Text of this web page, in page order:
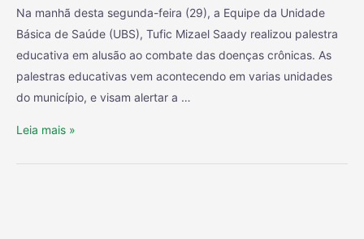
Na manhã desta segunda-feira (29), a Equipe da Unidade
Básica de Saúde (UBS), Tufic Mizael Saady realizou palestra
educativa em alusão ao combate das doenças crônicas. As
palestras educativas vem acontecendo em varias unidades
do município, e visam alertar a …
Leia mais »